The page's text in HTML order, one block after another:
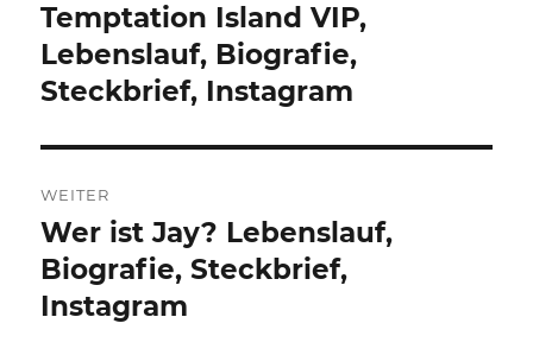
Beitrag:
Temptation Island VIP,
Lebenslauf, Biografie,
Steckbrief, Instagram
WEITER
Nächster
Beitrag:
Wer ist Jay? Lebenslauf,
Biografie, Steckbrief,
Instagram